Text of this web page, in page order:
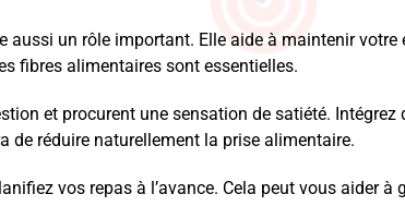
aussi un rôle important. Elle aide à maintenir votre
fibres alimentaires sont essentielles.
et procurent une sensation de satiété.
de réduire naturellement la prise alimentaire.
vos repas à l’avance. Cela peut vous aider à